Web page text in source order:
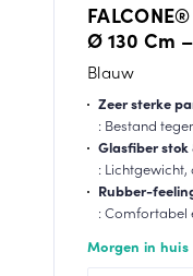
Ø 130 Cm
Blauw
Zeer sterke
: Bestand
Glasfiber stok
:
Rubber-
: Comfortabel
Morgen in huis